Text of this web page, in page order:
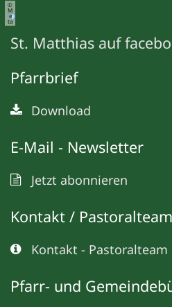
©
M
e
ta
St. Matthias auf
Pfarrbrief
Download
E-Mail - Newsletter
Jetzt abonnieren
Kontakt / Pastoralteam
Kontakt - Pastoralteam
Pfarr- und